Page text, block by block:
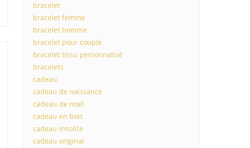
bracelet
bracelet femme
bracelet homme
bracelet pour couple
bracelet tissu personnalisé
bracelets
cadeau
cadeau de naissance
cadeau de noel
cadeau en bois
cadeau insolite
cadeau original